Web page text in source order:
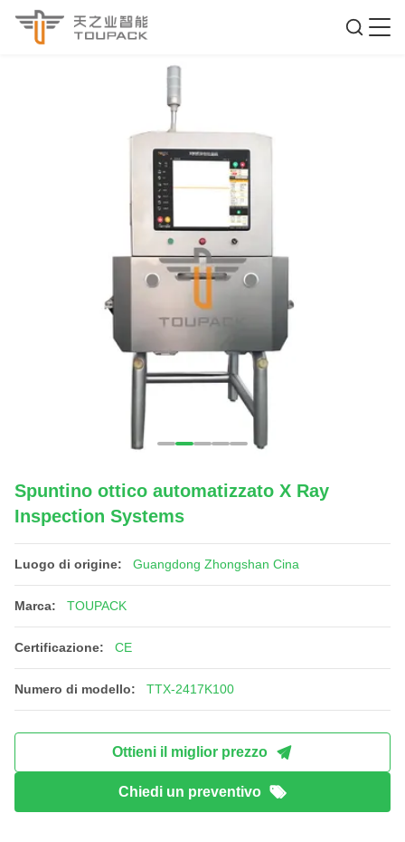
Spuntino ottico automatizzato X Ray
Inspection Systems
Luogo di origine: Guangdong Zhongshan Cina
Marca: TOUPACK
Certificazione: CE
Numero di modello: TTX-2417K100
Ottieni il miglior prezzo
Chiedi un preventivo